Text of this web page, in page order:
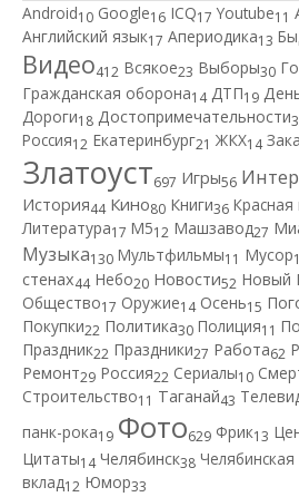
Android10 Google16 ICQ17 Youtube11
Английский язык17 Апериодика13
Видео412 Всякое23 Выборы30
Гражданская оборона14 ДТП19
Дороги18 Достопримечательности
Россия12 Екатеринбург21 ЖКХ14
Златоуст697 Игры56
История44 Кино80 Книги36 Красная
Литература17 М512 Машзавод27
Музыка130 Мультфильмы11 Мусор
стенах44 Небо20 Новости52 Новый
Общество17 Оружие14 Осень15
Покупки22 Политика30 Полиция11
Праздник22 Праздники27 Работа62
Ремонт29 Россия22 Сериалы10
Строительство11 Таганай43
панк-рока19 Фото629 Фрик13
Цитаты14 Челябинск38 Челябинская
вклад12 Юмор33